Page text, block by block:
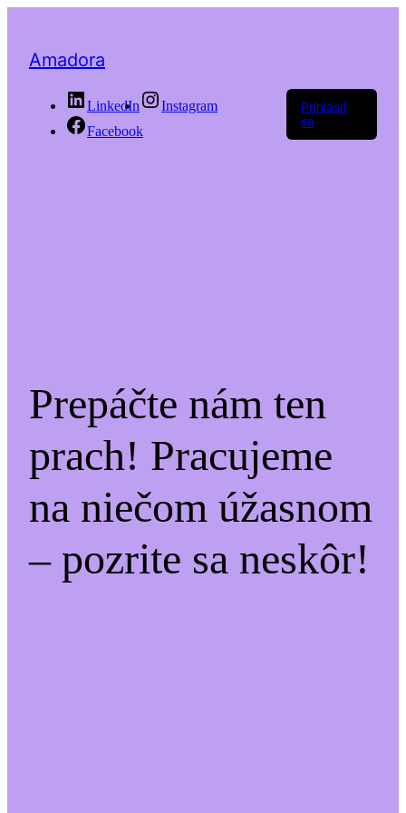
Amadora
LinkedIn
Instagram
Facebook
Prihlásiť
sa
Prepáčte nám ten
prach! Pracujeme
na niečom úžasnom
– pozrite sa neskôr!